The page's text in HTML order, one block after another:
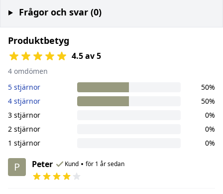
Frågor och svar (0)
Produktbetyg
4.5 av 5
4 omdömen
5 stjärnor
50%
4 stjärnor
50%
3 stjärnor
0%
2 stjärnor
0%
1 stjärnor
0%
P Peter Kund • för 1 år sedan